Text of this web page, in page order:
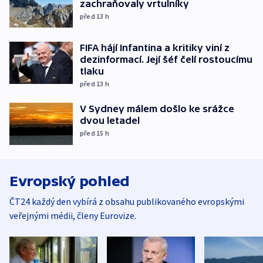
zachraňovaly vrtulníky
před 13 h
FIFA hájí Infantina a kritiky viní z
dezinformací. Její šéf čelí rostoucímu
tlaku
před 13 h
V Sydney málem došlo ke srážce
dvou letadel
před 15 h
Evropský pohled
ČT24 každý den vybírá z obsahu publikovaného evropskými
veřejnými médii, členy Eurovize.